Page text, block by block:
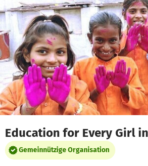
Zum Hauptinhalt springen
Erklärung zur Barrierefreiheit anzeigen
Education for Every Girl
Gemeinnützige Organisation